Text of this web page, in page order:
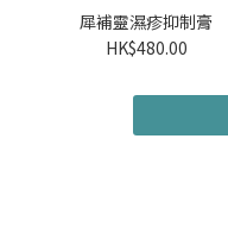
犀補靈濕疹抑制膏
HK$480.00